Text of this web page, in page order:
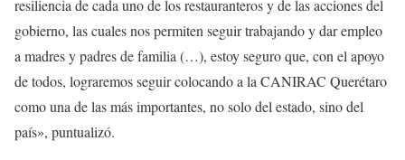
resiliencia de cada uno de los restauranteros y de las acciones del
gobierno, las cuales nos permiten seguir trabajando y dar empleo
a madres y padres de familia (…), estoy seguro que, con el apoyo
de todos, lograremos seguir colocando a la CANIRAC Querétaro
como una de las más importantes, no solo del estado, sino del
país», puntualizó.